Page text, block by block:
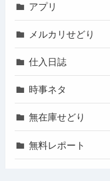
アプリ
メルカリせどり
仕入日誌
時事ネタ
無在庫せどり
無料レポート